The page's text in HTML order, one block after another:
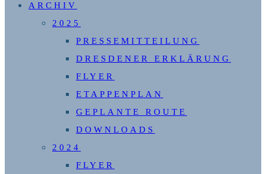
ARCHIV
2025
PRESSEMITTEILUNG
DRESDENER ERKLÄRUNG
FLYER
ETAPPENPLAN
GEPLANTE ROUTE
DOWNLOADS
2024
FLYER